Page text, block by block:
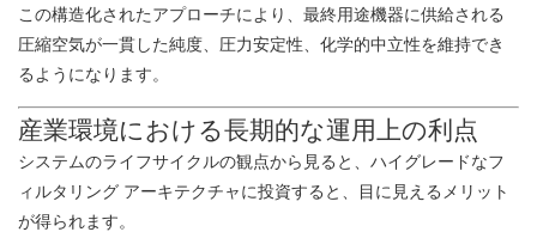
この構造化されたアプローチにより、最終用途機器に供給される
圧縮空気が一貫した純度、圧力安定性、化学的中立性を維持でき
るようになります。
産業環境における長期的な運用上の利点
システムのライフサイクルの観点から見ると、ハイグレードなフ
ィルタリング アーキテクチャに投資すると、目に見えるメリット
が得られます。